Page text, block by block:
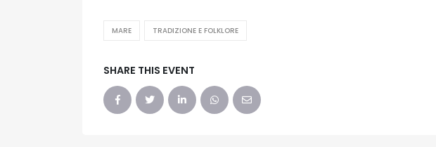
MARE TRADIZIONE E FOLKLORE
SHARE THIS EVENT